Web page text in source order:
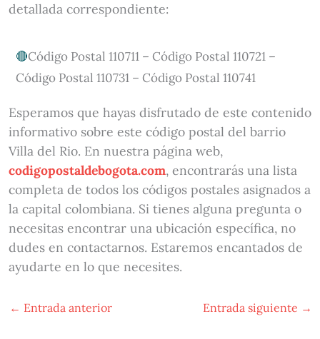
detallada correspondiente:
Código Postal 110711 – Código Postal 110721 –
Código Postal 110731 – Código Postal 110741
Esperamos que hayas disfrutado de este contenido
informativo sobre este código postal del barrio
Villa del Rio. En nuestra página web,
codigopostaldebogota.com, encontrarás una lista
completa de todos los códigos postales asignados a
la capital colombiana. Si tienes alguna pregunta o
necesitas encontrar una ubicación específica, no
dudes en contactarnos. Estaremos encantados de
ayudarte en lo que necesites.
← Entrada anterior Entrada siguiente →